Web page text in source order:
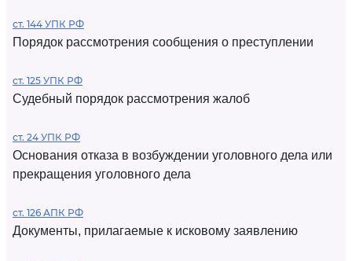
ст. 144 УПК РФ
Порядок рассмотрения сообщения о преступлении
ст. 125 УПК РФ
Судебный порядок рассмотрения жалоб
ст. 24 УПК РФ
Основания отказа в возбуждении уголовного дела или
прекращения уголовного дела
ст. 126 АПК РФ
Документы, прилагаемые к исковому заявлению